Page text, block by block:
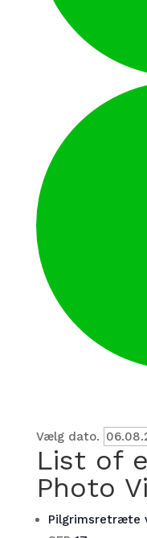
Vælg dato.
List of
Photo
Pilgrimsretræte